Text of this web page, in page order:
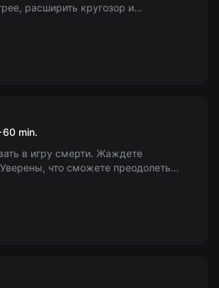
расширить кругозор и
60 min.
в игру смерти. Жаждете
что сможете преодолеть
взрослых).